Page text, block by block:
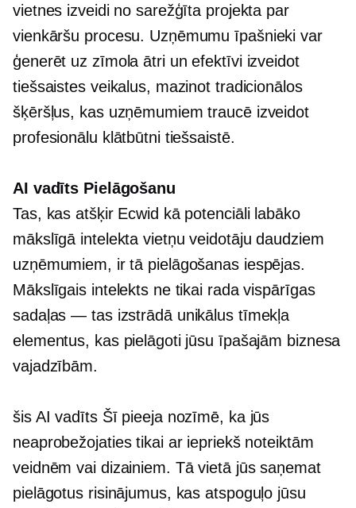
vietnes izveidi no sarežģīta projekta par
vienkāršu procesu. Uzņēmumu īpašnieki var
ģenerēt uz zīmola ātri un efektīvi izveidot
tiešsaistes veikalus, mazinot tradicionālos
šķēršļus, kas uzņēmumiem traucē izveidot
profesionālu klātbūtni tiešsaistē.
AI vadīts Pielāgošanu
Tas, kas atšķir Ecwid kā potenciāli labāko
mākslīgā intelekta vietņu veidotāju daudziem
uzņēmumiem, ir tā pielāgošanas iespējas.
Mākslīgais intelekts ne tikai rada vispārīgas
sadaļas — tasizstrādā unikālus tīmekļa
elementus, kas pielāgoti jūsu īpašajām biznesa
vajadzībām.
šis AI vadītsŠī pieeja nozīmē, ka jūs
neaprobežojaties tikai ar iepriekš noteiktām
veidnēm vai dizainiem. Tā vietā jūs saņemat
pielāgotus risinājumus, kas atspoguļo jūsu